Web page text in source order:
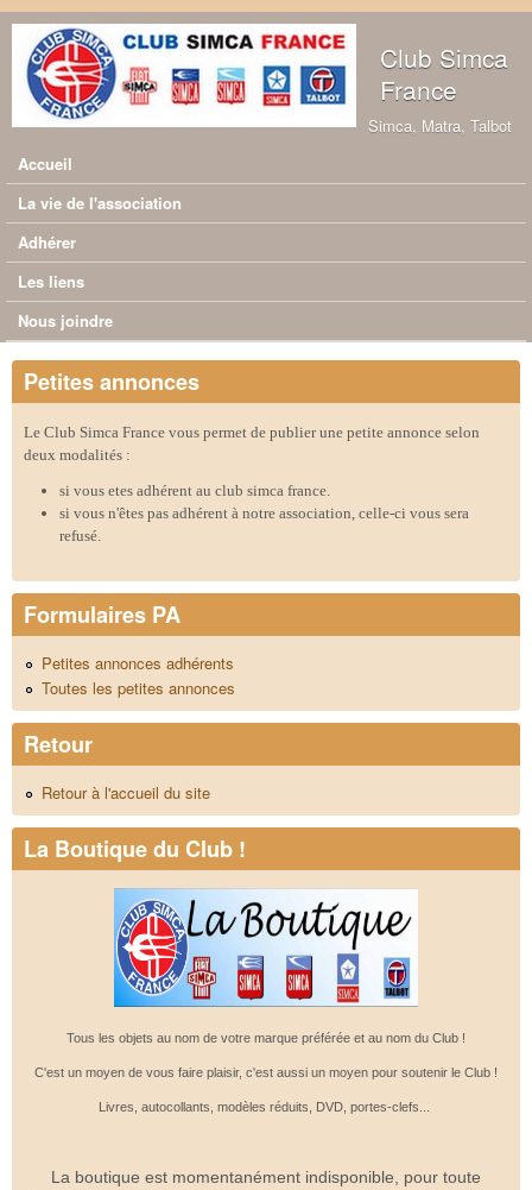
Aller au contenu principal
Club Simca
France
Simca, Matra, Talbot
Menu principal
Accueil
La vie de l'association
Adhérer
Les liens
Nous joindre
Petites annonces
Le Club Simca France vous permet de publier une petite annonce selon
deux modalités :
si vous etes adhérent au club simca france.
si vous n'êtes pas adhérent à notre association, celle-ci vous sera
refusé.
Formulaires PA
Petites annonces adhérents
Toutes les petites annonces
Retour
Retour à l'accueil du site
La Boutique du Club !
Tous les objets au nom de votre marque préférée et au nom du Club !
C'est un moyen de vous faire plaisir, c'est aussi un moyen pour soutenir le Club !
Livres, autocollants, modèles réduits, DVD, portes-clefs...
La boutique est momentanément indisponible, pour toute